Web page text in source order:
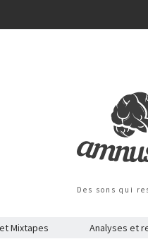
Des sons qui
Mixtapes Analyses et